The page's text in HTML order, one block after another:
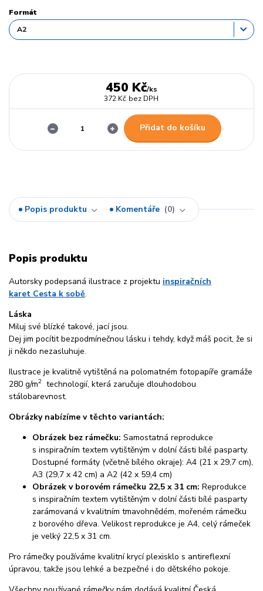
Formát
450 Kč/ks
372 Kč bez DPH
Přidat do košíku
Popis produktu Komentáře 0
Popis produktu
Autorsky podepsaná ilustrace z projektu inspiračních
karet Cesta k sobě.
Láska
Miluj své blízké takové, jací jsou.
Dej jim pocítit bezpodmínečnou lásku i tehdy, když máš pocit, že si
ji někdo nezasluhuje.
Ilustrace je kvalitně vytištěná na polomatném fotopapíře gramáže
280 g/m2 technologií, která zaručuje dlouhodobou
stálobarevnost.
Obrázky nabízíme v těchto variantách:
Obrázek bez rámečku: Samostatná reprodukce
s inspiračním textem vytištěným v dolní části bílé pasparty.
Dostupné formáty (včetně bílého okraje): A4 (21 x 29,7 cm),
A3 (29,7 x 42 cm) a A2 (42 x 59,4 cm)
Obrázek v borovém rámečku 22,5 x 31 cm: Reprodukce
s inspiračním textem vytištěným v dolní části bílé pasparty
zarámovaná v kvalitním tmavohnědém, mořeném rámečku
z borového dřeva. Velikost reprodukce je A4, celý rámeček
je velký 22,5 x 31 cm.
Pro rámečky používáme kvalitní krycí plexisklo s antireflexní
úpravou, takže jsou lehké a bezpečné i do dětského pokoje.